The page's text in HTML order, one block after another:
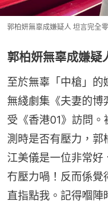
郭柏妍無辜成嫌疑人 坦言完全
郭柏妍無辜成嫌疑
至於無辜「中槍」
無綫劇集《夫妻的博
受《香港01》訪問
測時是否有壓力，郭
江美儀是一位非常好
冇壓力喎！反而係覺
直指點我。記得嗰陣